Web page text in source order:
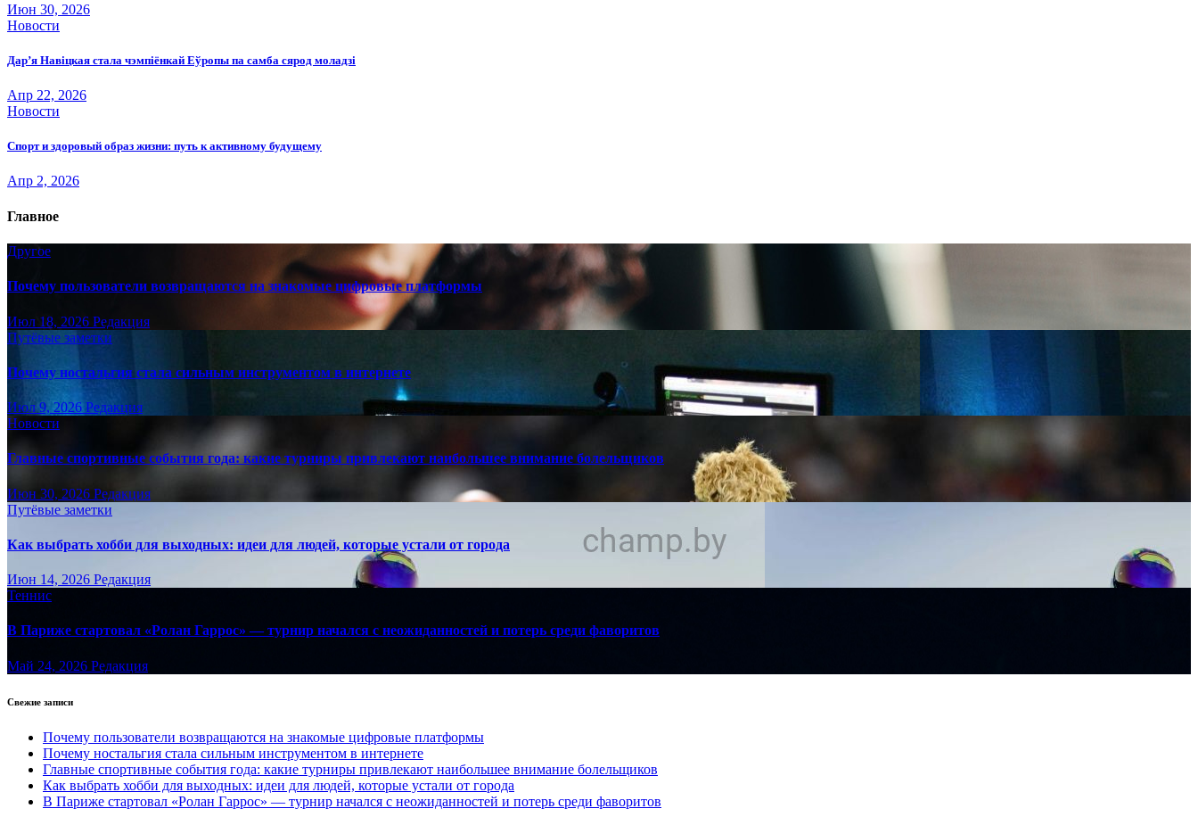
Июн 30, 2026
Новости
Дар’я Навіцкая стала чэмпіёнкай Еўропы па самба сярод моладзі
Апр 22, 2026
Новости
Спорт и здоровый образ жизни: путь к активному будущему
Апр 2, 2026
Главное
Другое
Почему пользователи возвращаются на знакомые цифровые платформы
Июл 18, 2026 Редакция
Путёвые заметки
Почему ностальгия стала сильным инструментом в интернете
Июл 9, 2026 Редакция
Новости
Главные спортивные события года: какие турниры привлекают наибольшее внимание болельщиков
Июн 30, 2026 Редакция
Путёвые заметки
Как выбрать хобби для выходных: идеи для людей, которые устали от города
Июн 14, 2026 Редакция
Теннис
В Париже стартовал «Ролан Гаррос» — турнир начался с неожиданностей и потерь среди фаворитов
Май 24, 2026 Редакция
Свежие записи
Почему пользователи возвращаются на знакомые цифровые платформы
Почему ностальгия стала сильным инструментом в интернете
Главные спортивные события года: какие турниры привлекают наибольшее внимание болельщиков
Как выбрать хобби для выходных: идеи для людей, которые устали от города
В Париже стартовал «Ролан Гаррос» — турнир начался с неожиданностей и потерь среди фаворитов